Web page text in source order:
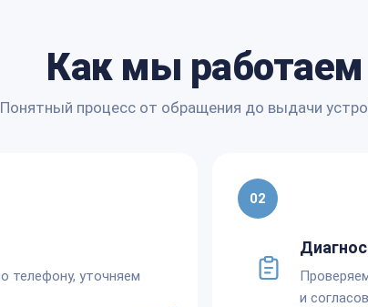
Как мы работаем
Понятный процесс от обращения до выдачи
телефону, уточняем
02
и